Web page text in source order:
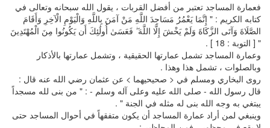
فعمارة المساجد تعتبر من أفضل القربات ، يقول الله سبحانه وتعالى في
كتابه الكريم : " إِنَّمَا يَعْمُرُ مَسَاجِدَ اللَّهِ مَنْ آمَنَ بِاللَّهِ وَالْيَوْمِ الْآخِرِ وَأَقَامَ
الصَّلَاةَ وَآتَى الزَّكَاةَ وَلَمْ يَخْشَ إِلَّا اللَّهَ ۖ فَعَسَىٰ أُولَٰئِكَ أَن يَكُونُوا مِنَ الْمُهْتَدِينَ
" [ التوبة : 18 ] .
وعمارة المساجد تشمل عمارتها الحقيقية ، وتشمل عمارتها بالأذكار
وبالصلوات ، تشمل هذا وهذا .
روى البخاري ومسلم في < صحيحيهما > عن عثمان رضي الله عنه قال :
قال رسول الله - صلى الله عليه وعلى آله وسلم - : " من بنى لله مسجداً
يبتغي به وجه الله بنى له مثله في الجنة " .
وينبغي لمن أراد عمارة المساجد أن يكون متفقهاً في أحوال المساجد حتى